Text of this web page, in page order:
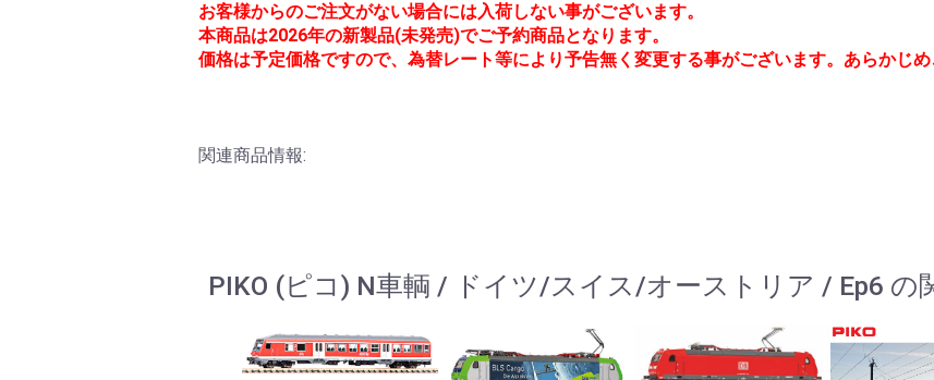
お客様からのご注文がない場合には入荷しない事がございます。
本商品は2026年の新製品(未発売)でご予約商品となります。
価格は予定価格ですので、為替レート等により予告無く変更する事がございます。あらかじめ
関連商品情報:
PIKO (ピコ) N車輌 / ドイツ/スイス/オーストリア / Ep6 の